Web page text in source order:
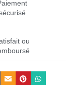
ou